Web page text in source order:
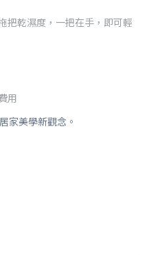
把乾濕度，一把在手，即可輕
用
家美學新觀念。